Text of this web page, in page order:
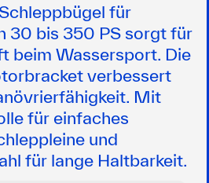
für
30 bis 350 PS sorgt für
beim Wassersport. Die
verbessert
Mit
für einfaches
und
für lange Haltbarkeit.